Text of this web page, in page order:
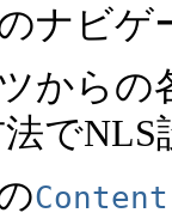
ナビ
から
で